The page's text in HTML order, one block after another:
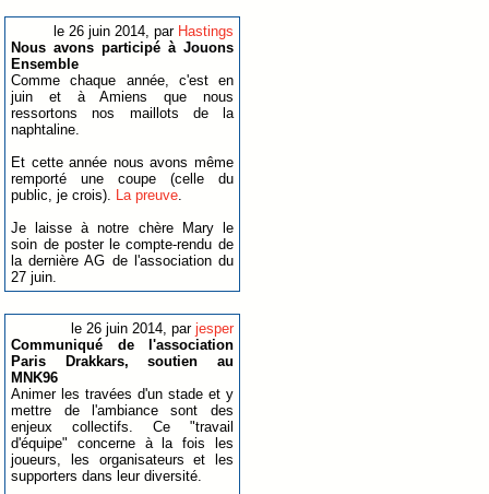
le 26 juin 2014, par Hastings
Nous avons participé à Jouons
Ensemble
Comme chaque année, c'est en
juin et à Amiens que nous
ressortons nos maillots de la
naphtaline.
Et cette année nous avons même
remporté une coupe (celle du
public, je crois). La preuve
Je laisse à notre chère Mary le
soin de poster le compte-rendu de
la dernière AG de l'association du
27 juin.
le 26 juin 2014, par jesper
Communiqué de l'association
Paris Drakkars, soutien au
MNK96
Animer les travées d'un stade et y
mettre de l'ambiance sont des
enjeux collectifs. Ce "travail
d'équipe" concerne à la fois les
joueurs, les organisateurs et les
supporters dans leur diversité.